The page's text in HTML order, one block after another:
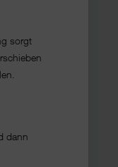
sorgt
dann